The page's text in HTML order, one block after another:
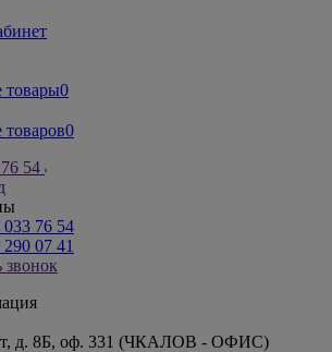
товары0
0
54
033 76 54
07 41
звонок
д. 8Б, оф. 331 (ЧКАЛОВ - ОФИС)